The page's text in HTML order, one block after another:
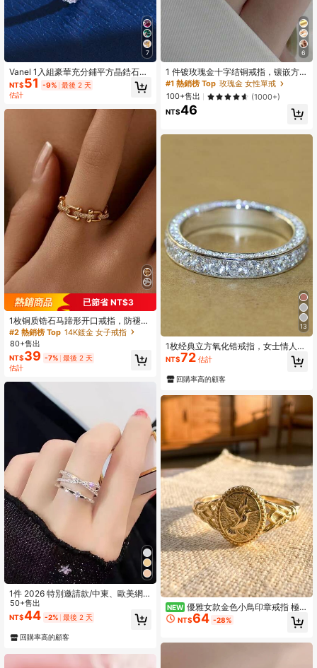
4.92 5.1K 追蹤者
4.92 5.1K 追蹤者
5.1K 追蹤者
4.92
7
Vanel 1入組豪華充分鋪平方晶鋯石圓
環適用於完美禮品適用於女朋友或者
NT$51 -9% 最後 2 天
估計
已節省 NT$3
1枚铜质锆石马蹄形开口戒指，防褪
色，奢华设计，独特的锆石素面戒指
首饰
#2 熱銷榜 Top 14K鍍金 女子戒指
80+售出
NT$39 -7% 最後 2 天
估計
1件 2026 特別邀請款/中東、歐美網
紅熱銷，名人同款高級銅鑲嵌立方鋯
石，高品質超熱銷開口戒指/適合女性
休閒/商務/校園/派對/度假/情侶/日常
佩戴
50+售出
NT$44 -2% 最後 2 天
回購率高的顧客
6
1 件镀玫瑰金十字结铜戒指，镶嵌方
晶锆石，时尚适合日常、聚会和派对
#1 熱銷榜 Top 玫瑰金 女性單戒
100+售出
(1000+)
NT$46
13
1枚经典立方氧化锆戒指，女士情人节
礼物，婚礼派对首饰
NT$72 估計
回購率高的顧客
NEW 優雅女款金色小鳥印章戒指 極簡
金色戒指 日常生日派對珠寶 母親節週
年紀念禮物 聖誕禮物
NT$64 -28%